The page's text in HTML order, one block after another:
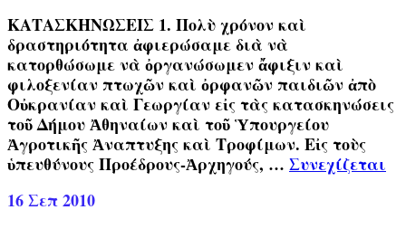
ΚΑΤΑΣΚΗΝΩΣΕΙΣ 1. Πολὺ χρόνον καὶ
δραστηριότητα ἀφιερώσαμε διὰ νὰ
κατορθώσωμε νὰ ὀργανώσωμεν ἄφιξιν καὶ
φιλοξενίαν πτωχῶν καὶ ὀρφανῶν παιδιῶν ἀπὸ
Οὐκρανίαν καὶ Γεωργίαν εἰς τὰς κατασκηνώσεις
τοῦ Δήμου Ἀθηναίων καὶ τοῦ Ὑπουργείου
Ἀγροτικῆς Ἀναπτυξης καὶ Τροφίμων. Εἰς τοὺς
ὑπευθύνους Προέδρους-Ἀρχηγούς, … Συνεχίζεται
16Σεπ 2010